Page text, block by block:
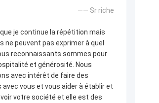
—— Sr riche
je continue la répétition mais
ne peuvent pas exprimer à quel
reconnaissants sommes pour
et générosité. Nous
avec intérêt de faire des
vous et vous aider à établir et
votre société et elle est des